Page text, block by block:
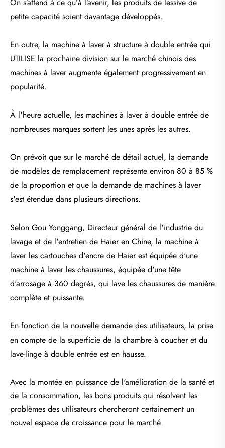
petite capacité soient davantage développés.
En outre, la machine à laver à structure à double entrée qui
UTILISE la prochaine division sur le marché chinois des
machines à laver augmente également progressivement en
popularité.
À l'heure actuelle, les machines à laver à double entrée de
nombreuses marques sortent les unes après les autres.
On prévoit que sur le marché de détail actuel, la demande
de modèles de remplacement représente environ 80 à 85 %
de la proportion et que la demande de machines à laver
s'est étendue dans plusieurs directions.
Selon Gou Yonggang, Directeur général de l'industrie du
lavage et de l'entretien de Haier en Chine, la machine à
laver les cartouches d'encre de Haier est équipée d'une
machine à laver les chaussures, équipée d'une tête
d'arrosage à 360 degrés, qui lave les chaussures de manière
complète et puissante.
En fonction de la nouvelle demande des utilisateurs, la prise
en compte de la superficie de la chambre à coucher et du
lave-linge à double entrée est en hausse.
Avec la montée en puissance de l'amélioration de la santé et
de la consommation, les bons produits qui résolvent les
problèmes des utilisateurs chercheront certainement un
nouvel espace de croissance pour le marché.